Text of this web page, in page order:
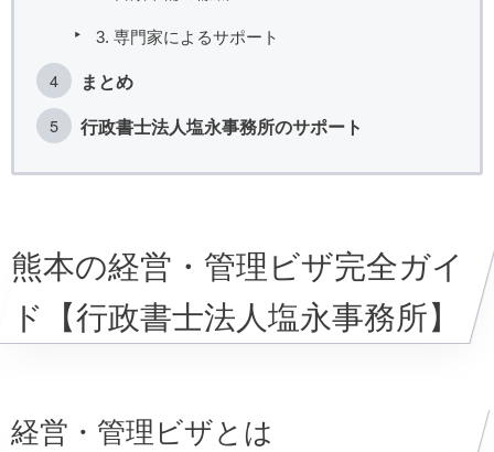
3. 専門家によるサポート
まとめ
行政書士法人塩永事務所のサポート
熊本の経営・管理ビザ完全ガイ
ド【行政書士法人塩永事務所】
経営・管理ビザとは